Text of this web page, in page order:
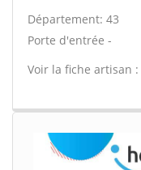
Département: 43
Porte d'entrée -
Voir la fiche artisan :